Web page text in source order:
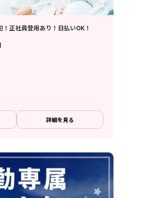
！正社員登用あり！日払いOK！
詳細を見る